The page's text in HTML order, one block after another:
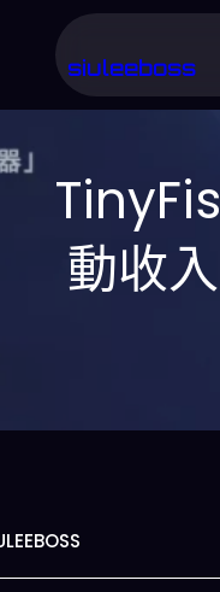
siuleeboss
動收